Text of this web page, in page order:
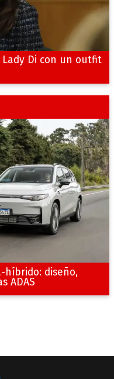
Di con un outfit
híbrido: diseño,
ADAS